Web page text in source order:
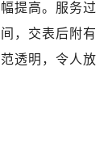
云南省红河哈尼族彝族自治州蒙自市天马路泰格豪雅售后服务中心（需提前预约）
云南省丽江市古城区七星街泰格豪雅售后服务中心（需提前预约）
云南省临沧市临翔区世纪路泰格豪雅售后服务中心（需提前预约）
提高。服务过
，交表后附有
透明，令人放